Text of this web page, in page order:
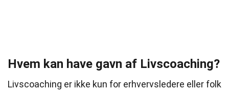
Hvem kan have gavn af Livscoaching?
Livscoaching er ikke kun for erhvervsledere eller folk